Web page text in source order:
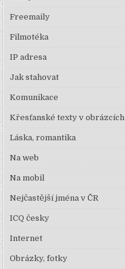
Freemaily
Filmotéka
IP adresa
Jak stahovat
Komunikace
Křesťanské texty v obrázcích
Láska, romantika
Na web
Na mobil
Nejčastější jména v ČR
ICQ česky
Internet
Obrázky, fotky